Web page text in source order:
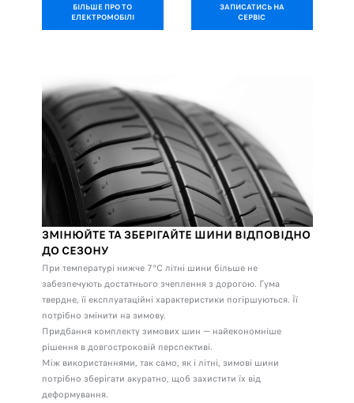
БІЛЬШЕ ПРО ТО
ЕЛЕКТРОМОБІЛІ
ЗАПИСАТИСЬ НА
СЕРВІС
ЗМІНЮЙТЕ ТА ЗБЕРІГАЙТЕ ШИНИ ВІДПОВІДНО
ДО СЕЗОНУ
При температурі нижче 7°C літні шини більше не
забезпечують достатнього зчеплення з дорогою. Гума
твердне, її експлуатаційні характеристики погіршуються. Її
потрібно змінити на зимову.
Придбання комплекту зимових шин ‒ найекономніше
рішення в довгостроковій перспективі.
Між використаннями, так само, як і літні, зимові шини
потрібно зберігати акуратно, щоб захистити їх від
деформування.